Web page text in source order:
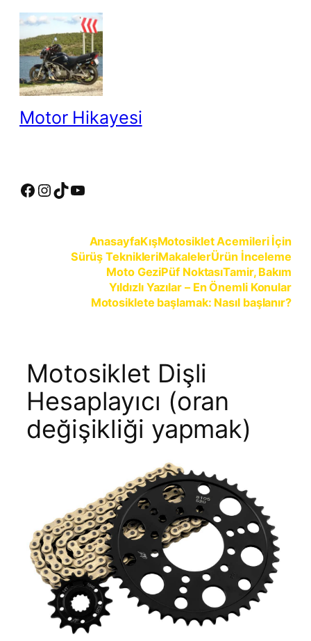
İçeriğe
Motor Hikayesi
Facebook InstagramTikTok YouTube
AnasayfaKışMotosiklet Acemileri İçin
Sürüş TeknikleriMakalelerÜrün İnceleme
Moto GeziPüf NoktasıTamir, Bakım
Yıldızlı Yazılar – En Önemli Konular
Motosiklete başlamak: Nasıl başlanır?
Motosiklet Dişli
Hesaplayıcı (oran
değişikliği yapmak)